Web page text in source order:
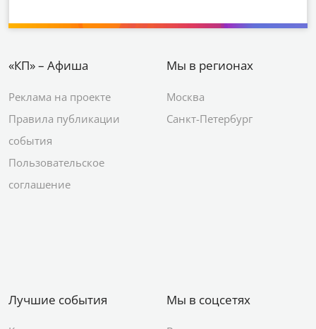
«КП» – Афиша
Реклама на проекте
Правила публикации
события
Пользовательское
соглашение
Мы в регионах
Москва
Санкт-Петербург
Лучшие события Мы в соцсетях